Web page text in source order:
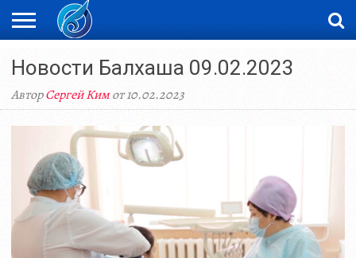
ЖАҢАЛЫҚТАР
НОВОСТИ
ВИДЕО
ФОТОРЕПОРТАЖИ
ОРКЕН
Новости Балхаша 09.02.2023
АвторСергей Кимот 10.02.2023